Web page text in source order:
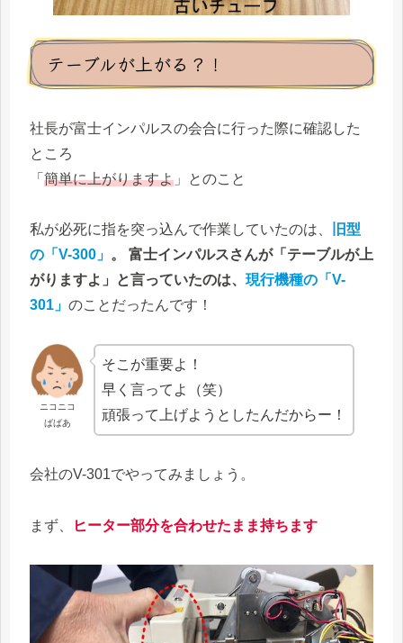
テーブルが上がる？！
社長が富士インパルスの会合に行った際に確認した
ところ
「 簡単に上がりますよ 」とのこと
私が必死に指を突っ込んで作業していたのは、
旧型
の「V-300」 。 富士インパルスさんが「テーブルが上
がりますよ」と言っていたのは、 現行機種の 「V-
301」 のことだったんです！
ニコニコ
ばばあ
そこが重要よ！
早く言ってよ（笑）
頑張って上げようとしたんだからー！
会社のV-301でやってみましょう。
まず、 ヒーター部分を合わせたまま持ちます